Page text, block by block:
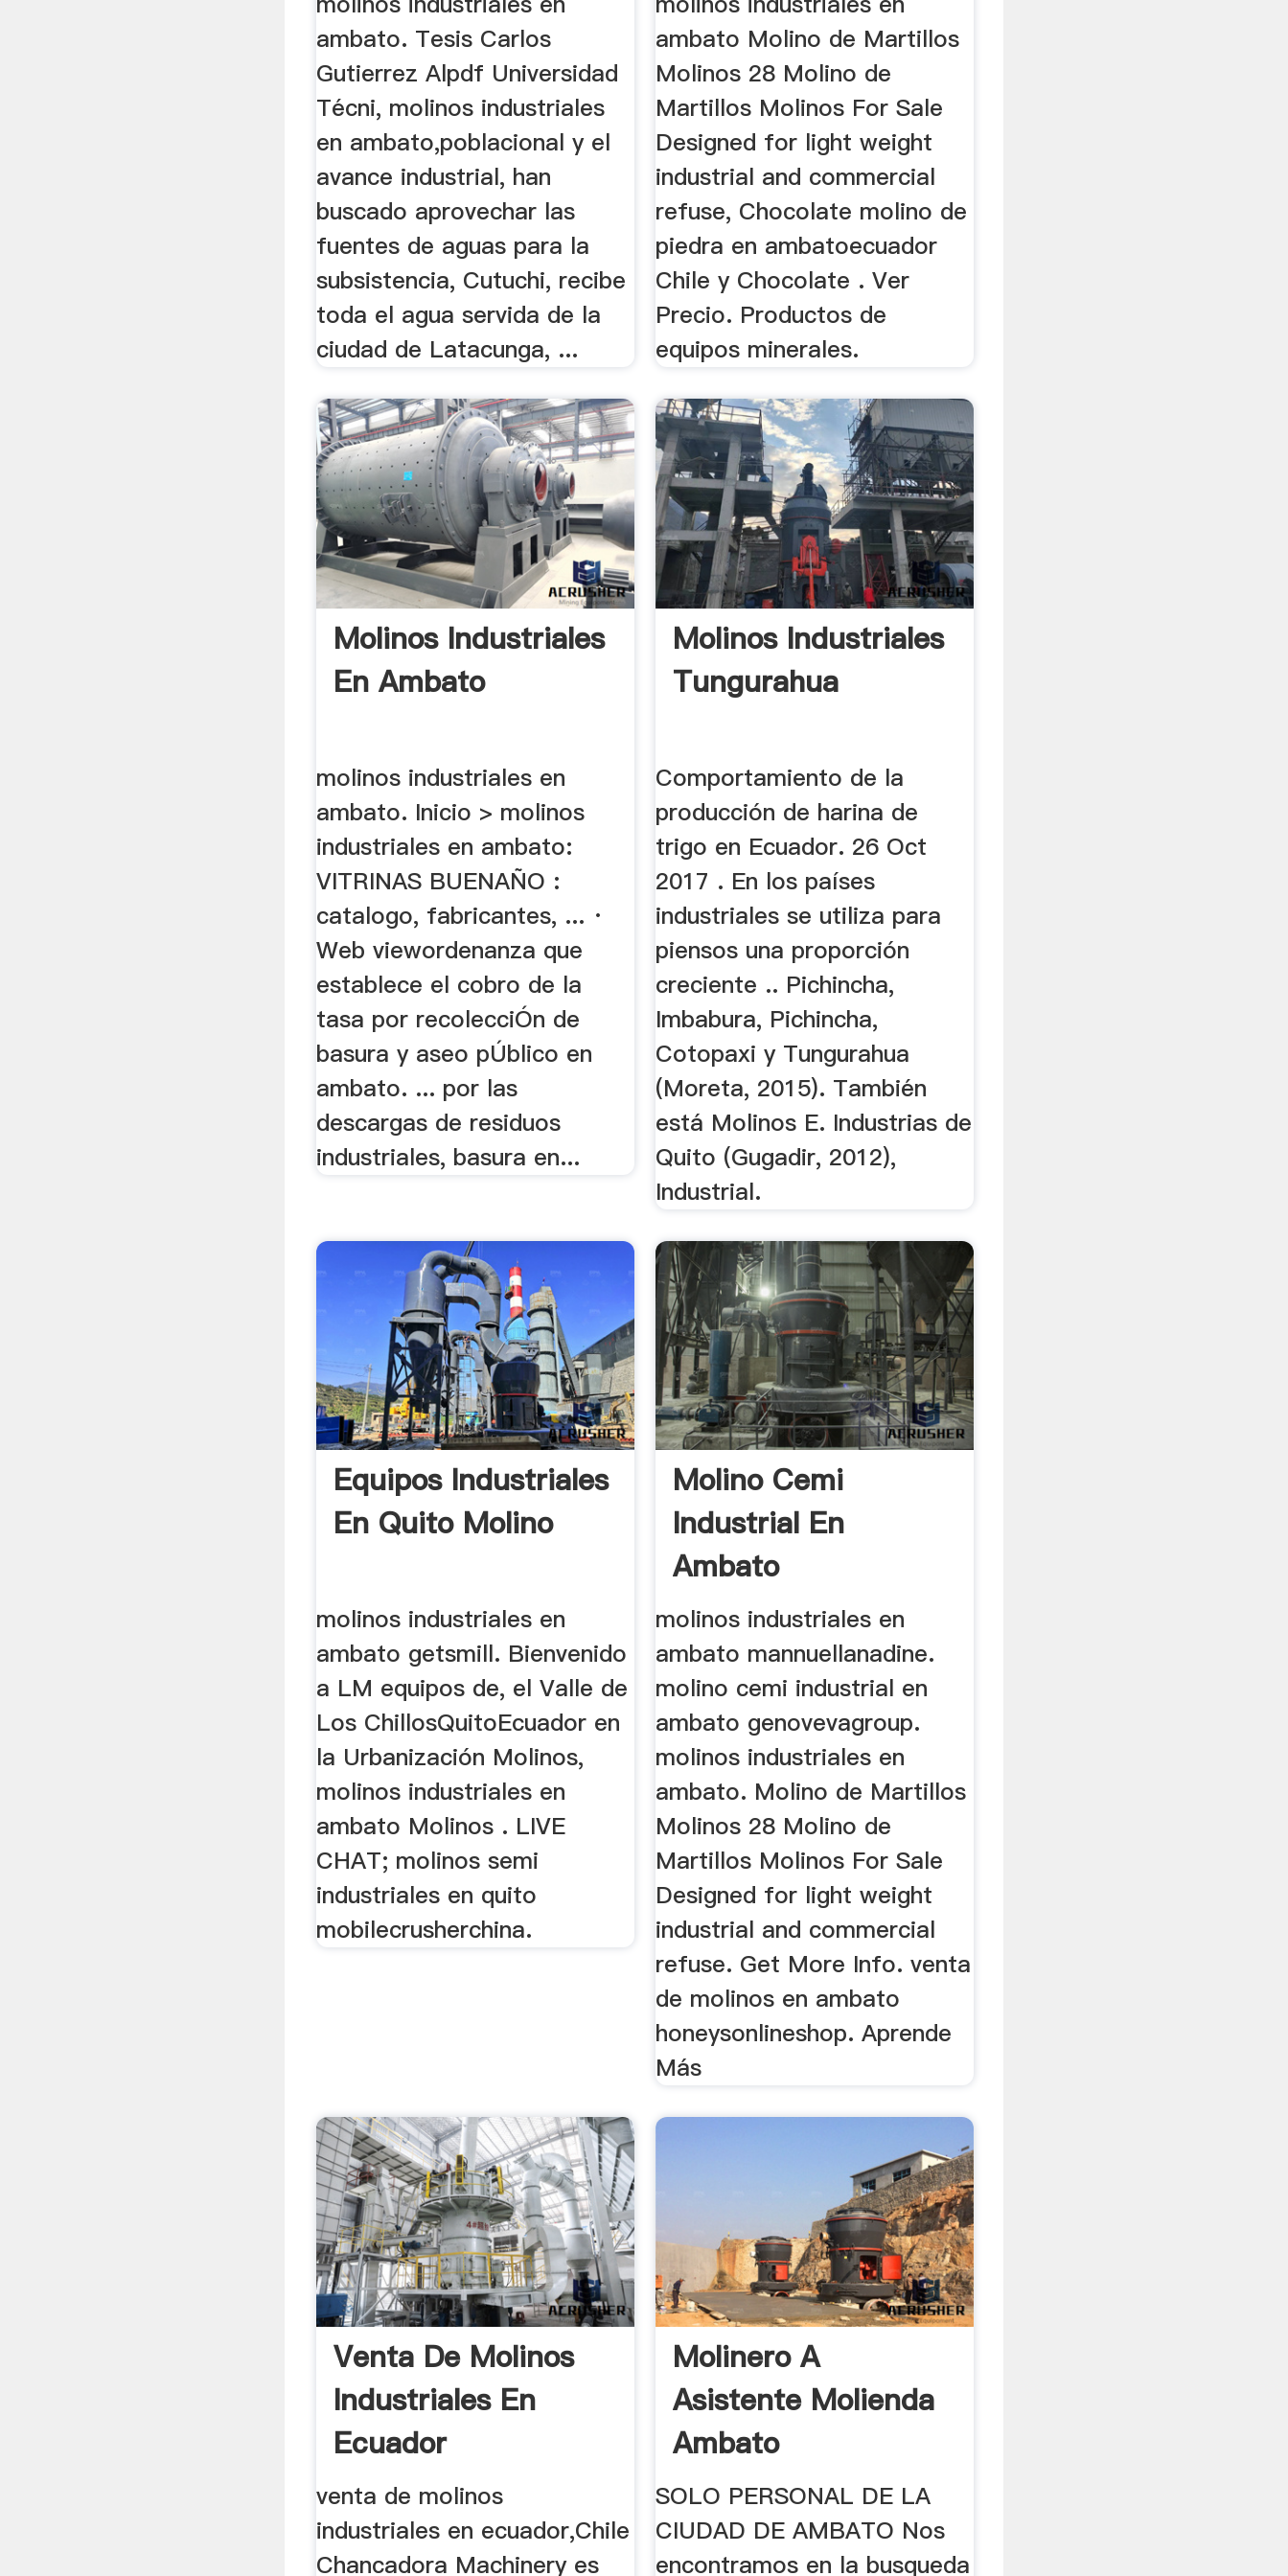
ambato. Tesis Carlos
Gutierrez Alpdf Universidad
Técni, molinos industriales
en ambato,poblacional y el
avance industrial, han
buscado aprovechar las
fuentes de aguas para la
subsistencia, Cutuchi, recibe
toda el agua servida de la
ciudad de Latacunga, ...
ambato Molino de Martillos
Molinos 28 Molino de
Martillos Molinos For Sale
Designed for light weight
industrial and commercial
refuse, Chocolate molino de
piedra en ambatoecuador
Chile y Chocolate . Ver
Precio. Productos de
equipos minerales.
Molinos Industriales
En Ambato
molinos industriales en
ambato. Inicio > molinos
industriales en ambato:
VITRINAS BUENAÑO :
catalogo, fabricantes, ... ·
Web viewordenanza que
establece el cobro de la
tasa por recolecciÓn de
basura y aseo pÚblico en
ambato. ... por las
descargas de residuos
industriales, basura en...
Molinos Industriales
Tungurahua
Comportamiento de la
producción de harina de
trigo en Ecuador. 26 Oct
2017 . En los países
industriales se utiliza para
piensos una proporción
creciente .. Pichincha,
Imbabura, Pichincha,
Cotopaxi y Tungurahua
(Moreta, 2015). También
está Molinos E. Industrias de
Quito (Gugadir, 2012),
Industrial.
Equipos Industriales
En Quito Molino
molinos industriales en
ambato getsmill. Bienvenido
a LM equipos de, el Valle de
Los ChillosQuitoEcuador en
la Urbanización Molinos,
molinos industriales en
ambato Molinos . LIVE
CHAT; molinos semi
industriales en quito
mobilecrusherchina.
Molino Cemi
Industrial En
Ambato
molinos industriales en
ambato mannuellanadine.
molino cemi industrial en
ambato genovevagroup.
molinos industriales en
ambato. Molino de Martillos
Molinos 28 Molino de
Martillos Molinos For Sale
Designed for light weight
industrial and commercial
refuse. Get More Info. venta
de molinos en ambato
honeysonlineshop. Aprende
Más
Venta De Molinos
Industriales En
Ecuador
venta de molinos
industriales en ecuador,Chile
Chancadora Machinery es
Molinero A
Asistente Molienda
Ambato
SOLO PERSONAL DE LA
CIUDAD DE AMBATO Nos
encontramos en la busqueda